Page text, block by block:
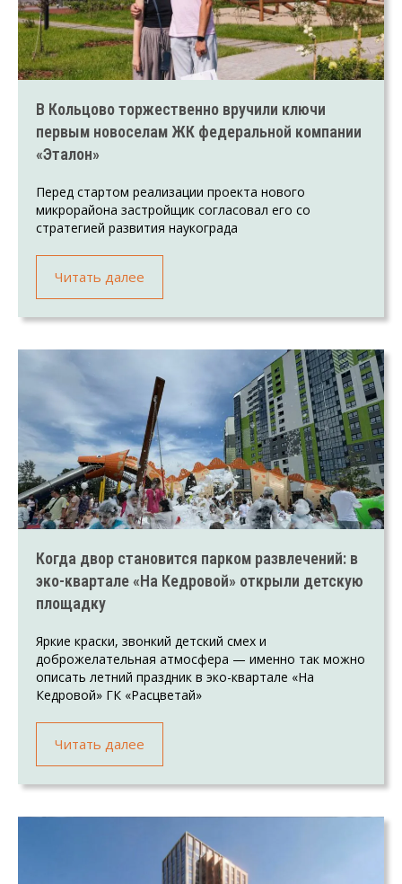
В Кольцово торжественно вручили ключи
первым новоселам ЖК федеральной компании
«Эталон»
Перед стартом реализации проекта нового
микрорайона застройщик согласовал его со
стратегией развития наукограда
Читать далее
Когда двор становится парком развлечений: в
эко-квартале «На Кедровой» открыли детскую
площадку
Яркие краски, звонкий детский смех и
доброжелательная атмосфера — именно так можно
описать летний праздник в эко-квартале «На
Кедровой» ГК «Расцветай»
Читать далее